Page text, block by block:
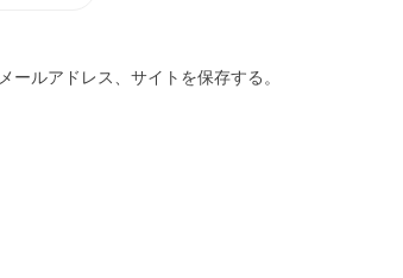
ルアドレス、サイトを保存する。